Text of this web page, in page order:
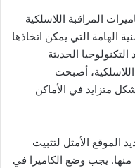
المراقبة اللاسلكية
الهامة التي يمكن اتخاذها
الحديثة
أصبحت
متزايد في الأماكن
الموقع الأمثل لتثبيت
منها. يجب وضع الكاميرا في